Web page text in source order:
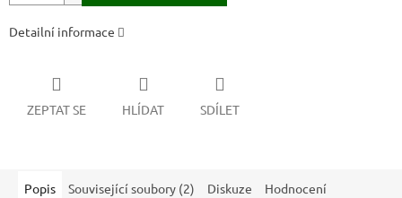
Detailní informace
ZEPTAT SE HLÍDAT SDÍLET
Popis Související soubory (2) Diskuze Hodnocení